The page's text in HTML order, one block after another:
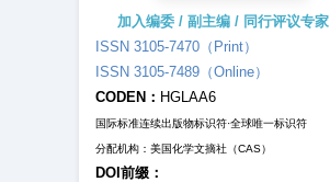
加入编委 / 副主编 / 同行评议专家
ISSN 3105-7470（Print）
ISSN 3105-7489（Online）
CODEN： HGLAA6
国际标准连续出版物标识符·全球唯一标识符
分配机构：美国化学文摘社（CAS）
DOI前缀：